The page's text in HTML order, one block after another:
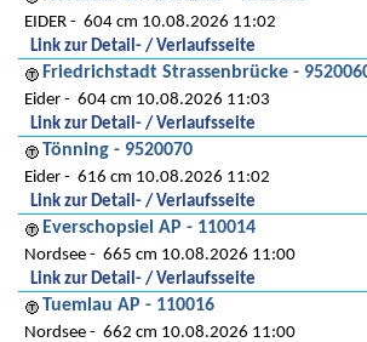
EIDER
604 cm 10.08.2026 11:02
Link zur Detail- / Verlaufsseite
Friedrichstadt Strassenbrücke -
Eider
604 cm 10.08.2026 11:03
Link zur Detail- / Verlaufsseite
Tönning - 9520070
Eider
616 cm 10.08.2026 11:02
Link zur Detail- / Verlaufsseite
Everschopsiel AP - 110014
Nordsee
665 cm 10.08.2026 11:00
Link zur Detail- / Verlaufsseite
Tuemlau AP - 110016
Nordsee
662 cm 10.08.2026 11:00